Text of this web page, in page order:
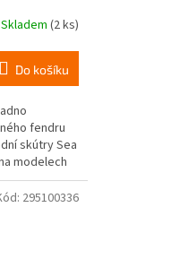
Skladem (2 ks)
Do košíku
fendru
skútry Sea
modelech
295100336